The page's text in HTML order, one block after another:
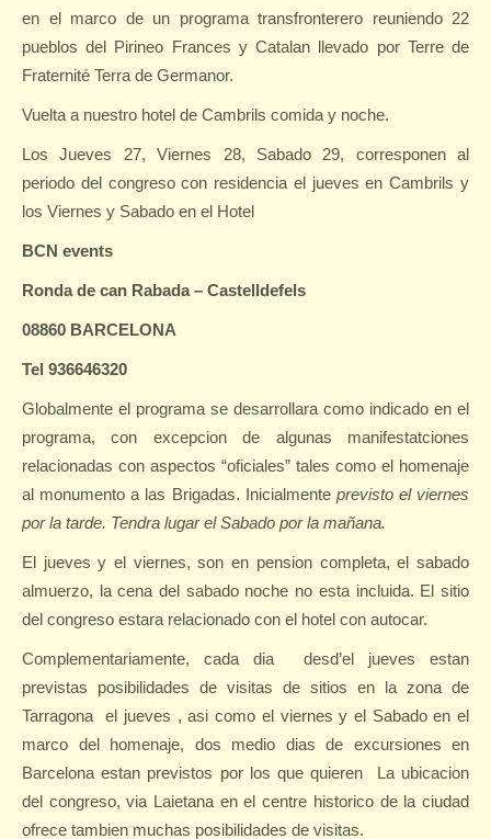
en el marco de un programa transfronterero reuniendo 22
pueblos del Pirineo Frances y Catalan llevado por Terre de
Fraternité Terra de Germanor.
Vuelta a nuestro hotel de Cambrils comida y noche.
Los Jueves 27, Viernes 28, Sabado 29, corresponen al
periodo del congreso con residencia el jueves en Cambrils y
los Viernes y Sabado en el Hotel
BCN events
Ronda de can Rabada – Castelldefels
08860 BARCELONA
Tel 936646320
Globalmente el programa se desarrollara como indicado en el
programa, con excepcion de algunas manifestatciones
relacionadas con aspectos “oficiales” tales como el homenaje
al monumento a las Brigadas. Inicialmente previsto el viernes
por la tarde. Tendra lugar el Sabado por la mañana.
El jueves y el viernes, son en pension completa, el sabado
almuerzo, la cena del sabado noche no esta incluida. El sitio
del congreso estara relacionado con el hotel con autocar.
Complementariamente, cada dia
desd’el jueves estan
previstas posibilidades de visitas de sitios en la zona de
Tarragona
el jueves , asi como el viernes y el Sabado en el
marco del homenaje, dos medio dias de excursiones en
Barcelona estan previstos por los que quieren
La ubicacion
del congreso, via Laietana en el centre historico de la ciudad
ofrece tambien muchas posibilidades de visitas.